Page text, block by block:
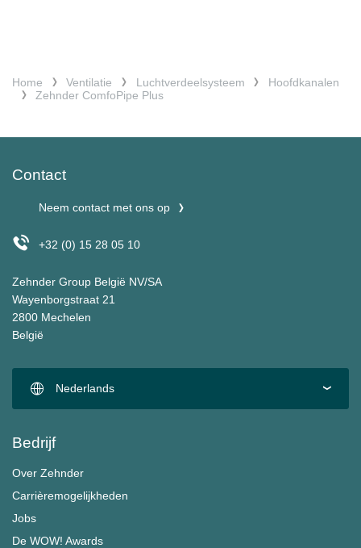
Home Ventilatie Luchtverdeelsysteem
Hoofdkanalen
Zehnder ComfoPipe Plus
Contact
Neem contact met ons op
+32 (0) 15 28 05 10
Zehnder Group België NV/SA
Wayenborgstraat 21
2800 Mechelen
België
Nederlands
Bedrijf
Over Zehnder
Carrièremogelijkheden
Jobs
De WOW! Awards